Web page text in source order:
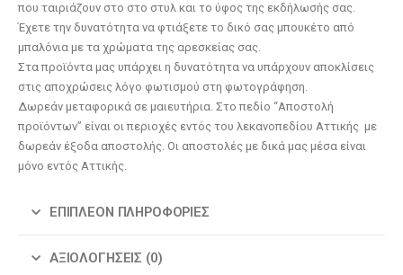
που ταιριάζουν στο στο στυλ και το ύφος της εκδήλωσής σας.
Έχετε την δυνατότητα να φτιάξετε το δικό σας μπουκέτο από
μπαλόνια με τα χρώματα της αρεσκείας σας.
Στα προϊόντα μας υπάρχει η δυνατότητα να υπάρχουν αποκλίσεις
στις αποχρώσεις λόγο φωτισμού στη φωτογράφηση.
Δωρεάν μεταφορικά σε μαιευτήρια. Στο πεδίο “Αποστολή
προϊόντων” είναι οι περιοχές εντός του λεκανοπεδίου Αττικής με
δωρεάν έξοδα αποστολής. Οι αποστολές με δικά μας μέσα είναι
μόνο εντός Αττικής.
ΕΠΙΠΛΈΟΝ ΠΛΗΡΟΦΟΡΊΕΣ
ΑΞΙΟΛΟΓΉΣΕΙΣ (0)